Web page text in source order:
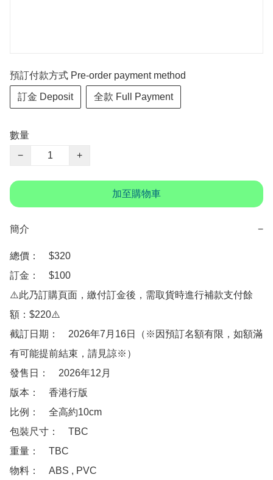
預訂付款方式 Pre-order payment method
訂金 Deposit 全款 Full Payment
數量
−
+
加至購物車
簡介 −
總價：　$320
訂金：　$100
⚠️此乃訂購頁面，繳付訂金後，需取貨時進行補款支付餘
額：$220⚠️
截訂日期：　2026年7月16日（※因預訂名額有限，如額滿
有可能提前結束，請見諒※）
發售日：　2026年12月
版本：　香港行版
比例：　全高約10cm
包裝尺寸：　TBC
重量：　TBC
物料：　ABS , PVC